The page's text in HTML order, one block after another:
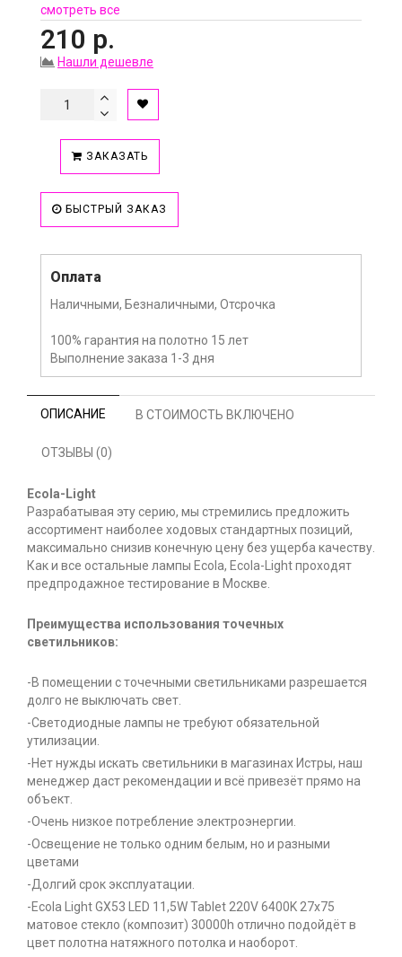
смотреть все
210 р.
Нашли дешевле
ЗАКАЗАТЬ
БЫСТРЫЙ ЗАКАЗ
Оплата
Наличными, Безналичными, Отсрочка
100% гарантия на полотно 15 лет
Выполнение заказа 1-3 дня
ОПИСАНИЕ В СТОИМОСТЬ ВКЛЮЧЕНО
ОТЗЫВЫ (0)
Ecola-Light
Разрабатывая эту серию, мы стремились предложить
ассортимент наиболее ходовых стандартных позиций,
максимально снизив конечную цену без ущерба качеству.
Как и все остальные лампы Ecola, Ecola-Light проходят
предпродажное тестирование в Москве.
Преимущества использования точечных
светильников:
-В помещении с точечными светильниками разрешается
долго не выключать свет.
-Светодиодные лампы не требуют обязательной
утилизации.
-Нет нужды искать светильники в магазинах Истры, наш
менеджер даст рекомендации и всё привезёт прямо на
объект.
-Очень низкое потребление электроэнергии.
-Освещение не только одним белым, но и разными
цветами
-Долгий срок эксплуатации.
-Ecola Light GX53 LED 11,5W Tablet 220V 6400K 27x75
матовое стекло (композит) 30000h отлично подойдёт в
цвет полотна натяжного потолка и наоборот.